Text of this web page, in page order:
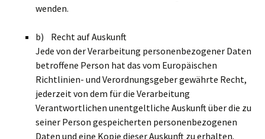
wenden.
b) Recht auf Auskunft
Jede von der Verarbeitung personenbezogener Daten
betroffene Person hat das vom Europäischen
Richtlinien- und Verordnungsgeber gewährte Recht,
jederzeit von dem für die Verarbeitung
Verantwortlichen unentgeltliche Auskunft über die zu
seiner Person gespeicherten personenbezogenen
Daten und eine Kopie dieser Auskunft zu erhalten.